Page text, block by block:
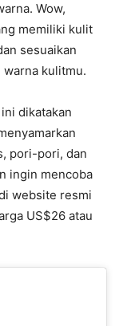
Wow,
memiliki kulit
sesuaikan
warna kulitmu.
dikatakan
pori-pori, dan
ingin mencoba
website resmi
US$26 atau